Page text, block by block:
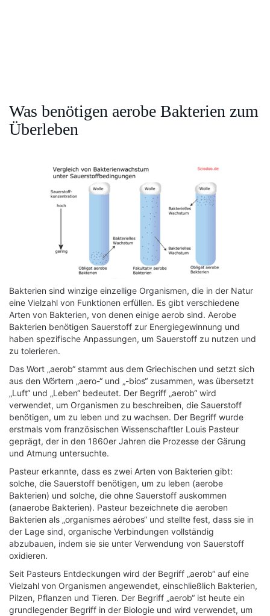
Was benötigen aerobe Bakterien zum
Überleben
Bakterien sind winzige einzellige Organismen, die in der Natur
eine Vielzahl von Funktionen erfüllen. Es gibt verschiedene
Arten von Bakterien, von denen einige aerob sind. Aerobe
Bakterien benötigen Sauerstoff zur Energiegewinnung und
haben spezifische Anpassungen, um Sauerstoff zu nutzen und
zu tolerieren.
Das Wort „aerob“ stammt aus dem Griechischen und setzt sich
aus den Wörtern „aero-“ und „-bios“ zusammen, was übersetzt
„Luft“ und „Leben“ bedeutet. Der Begriff „aerob“ wird
verwendet, um Organismen zu beschreiben, die Sauerstoff
benötigen, um zu leben und zu wachsen. Der Begriff wurde
erstmals vom französischen Wissenschaftler Louis Pasteur
geprägt, der in den 1860er Jahren die Prozesse der Gärung
und Atmung untersuchte.
Pasteur erkannte, dass es zwei Arten von Bakterien gibt:
solche, die Sauerstoff benötigen, um zu leben (aerobe
Bakterien) und solche, die ohne Sauerstoff auskommen
(anaerobe Bakterien). Pasteur bezeichnete die aeroben
Bakterien als „organismes aérobes“ und stellte fest, dass sie in
der Lage sind, organische Verbindungen vollständig
abzubauen, indem sie sie unter Verwendung von Sauerstoff
oxidieren.
Seit Pasteurs Entdeckungen wird der Begriff „aerob“ auf eine
Vielzahl von Organismen angewendet, einschließlich Bakterien,
Pilzen, Pflanzen und Tieren. Der Begriff „aerob“ ist heute ein
grundlegender Begriff in der Biologie und wird verwendet, um